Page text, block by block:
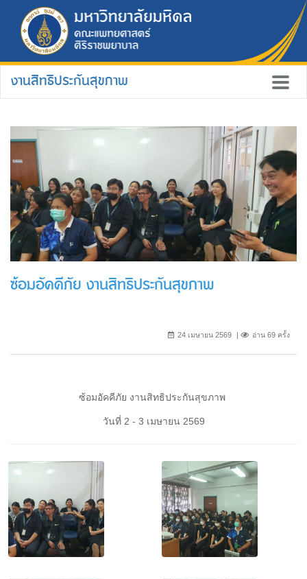
งานสิทธิประกันสุขภาพ
ซ้อมอัคคีภัย งานสิทธิประกันสุขภาพ
24 เมษายน 2569 อ่าน 69 ครั้ง
ซ้อมอัคคีภัย งานสิทธิประกันสุขภาพ
วันที่ 2 - 3 เมษายน 2569